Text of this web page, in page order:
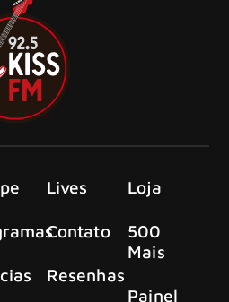
Lives
Contato
Resenhas
Loja
500
Mais
Painel